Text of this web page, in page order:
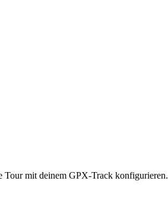
Tour mit deinem GPX-Track konfigurieren.